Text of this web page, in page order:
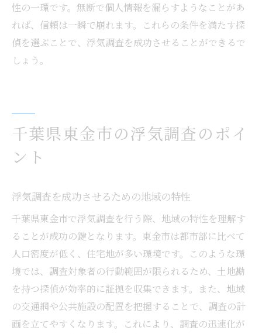
性の一環です。無断で個人情報を漏らすようなことがあ
れば、信頼は一瞬で崩れます。これらの条件を満たす探
偵を選ぶことで、浮気調査を成功させることができるで
しょう。
千葉県東金市の浮気調査のポイ
ント
浮気調査を成功させるための地域の特性
千葉県東金市で浮気調査を行う際、地域の特性を理解す
ることが成功の鍵となります。東金市は都市部に比べて
人口密度が低く、住宅地が多い環境です。このような環
境では、調査対象者の行動範囲が限られるため、土地勘
を持つ探偵が効率的に証拠を収集できます。また、地域
の交通網や公共施設の配置を把握することで、調査の計
画を立てやすくなります。これにより、調査の迅速化が